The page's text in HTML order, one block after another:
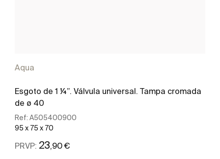
Aqua
Esgoto de 1 ¼”. Válvula universal. Tampa cromada
de ø 40
Ref: A505400900
95 x 75 x 70
PRVP: 23,90 €